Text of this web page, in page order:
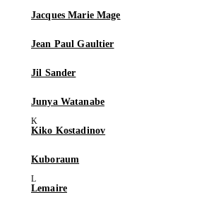
Jacques Marie Mage
Jean Paul Gaultier
Jil Sander
Junya Watanabe
Kiko Kostadinov
Kuboraum
Lemaire